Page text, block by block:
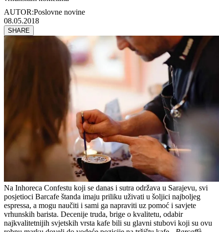
AUTOR:Poslovne novine
08.05.2018
SHARE
Na Inhoreca Confestu koji se danas i sutra održava u Sarajevu, svi
posjetioci Barcafe štanda imaju priliku uživati u šoljici najboljeg
espressa, a mogu naučiti i sami ga napraviti uz pomoć i savjete
vrhunskih barista. Decenije truda, brige o kvalitetu, odabir
najkvalitetnijih svjetskih vrsta kafe bili su glavni stubovi koji su ovu